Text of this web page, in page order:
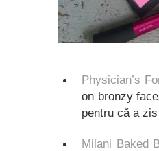
Physician’s
on bronzy
pentru că a
Milani Baked